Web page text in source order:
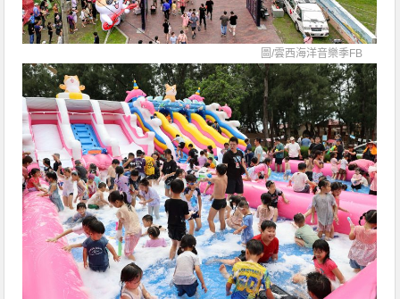
圖/雲西海洋音樂季FB